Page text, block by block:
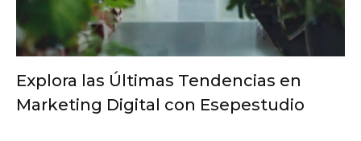
Explora las Últimas Tendencias en
Marketing Digital con Esepestudio